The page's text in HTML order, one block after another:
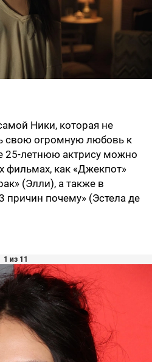
Ники, которая не
свою огромную любовь к
25-летнюю актрису можно
фильмах, как «Джекпот»
(Элли), а также в
причин почему» (Эстела де
1 из 11